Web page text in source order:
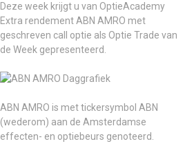
Deze week krijgt u van OptieAcademy
Extra rendement ABN AMRO met
geschreven call optie als Optie Trade van
de Week gepresenteerd.
ABN AMRO is met tickersymbol ABN
(wederom) aan de Amsterdamse
effecten- en optiebeurs genoteerd.